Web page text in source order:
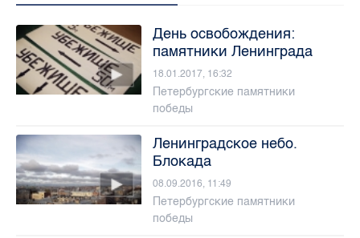
День освобождения:
памятники Ленинграда
18.01.2017, 16:32
Петербургские памятники
победы
Ленинградское небо.
Блокада
08.09.2016, 11:49
Петербургские памятники
победы